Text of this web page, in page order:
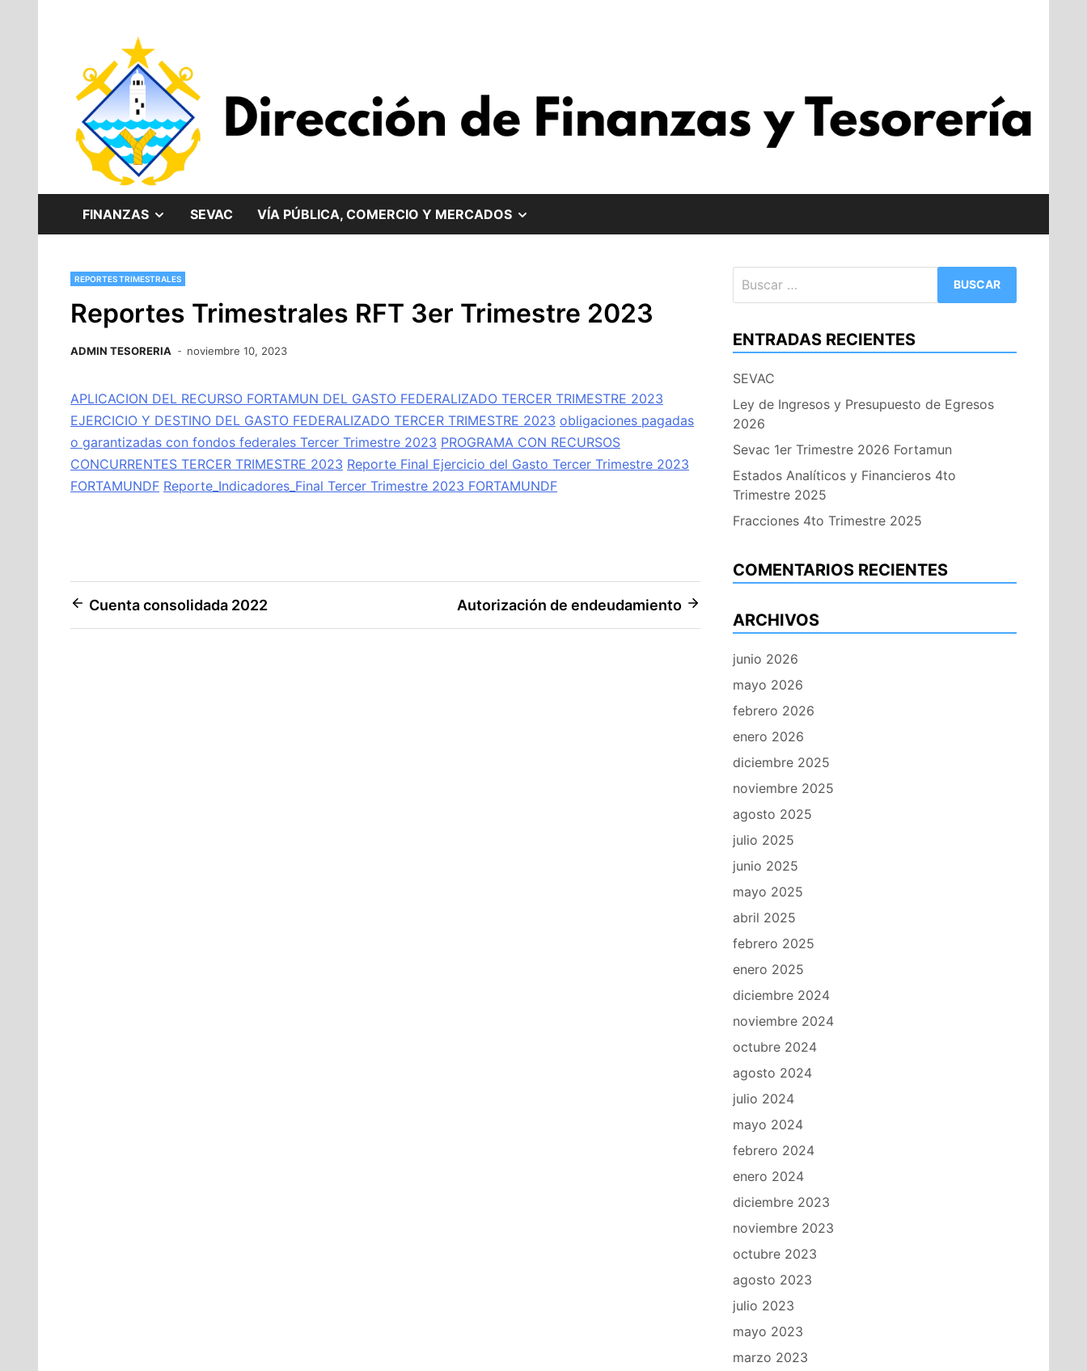
FINANZAS MOSTRAR
SEVAC VÍA PÚBLICA, COMERCIO Y MERCADOS
REPORTES TRIMESTRALES
Reportes Trimestrales RFT 3er Trimestre 2023
ADMIN TESORERIA noviembre 10, 2023
APLICACION DEL RECURSO FORTAMUN DEL GASTO FEDERALIZADO TERCER TRIMESTRE 2023
EJERCICIO Y DESTINO DEL GASTO FEDERALIZADO TERCER TRIMESTRE 2023 obligaciones pagadas
o garantizadas con fondos federales Tercer Trimestre 2023 PROGRAMA CON RECURSOS
CONCURRENTES TERCER TRIMESTRE 2023 Reporte Final Ejercicio del Gasto Tercer Trimestre 2023
FORTAMUNDF Reporte_Indicadores_Final Tercer Trimestre 2023 FORTAMUNDF
Navegación
de
Cuenta consolidada 2022 Autorización de endeudamiento
ENTRADAS RECIENTES
SEVAC
Ley de Ingresos y Presupuesto de Egresos
2026
Sevac 1er Trimestre 2026 Fortamun
Estados Analíticos y Financieros 4to
Trimestre 2025
Fracciones 4to Trimestre 2025
COMENTARIOS RECIENTES
ARCHIVOS
junio 2026
mayo 2026
febrero 2026
enero 2026
diciembre 2025
noviembre 2025
agosto 2025
julio 2025
junio 2025
mayo 2025
abril 2025
febrero 2025
enero 2025
diciembre 2024
noviembre 2024
octubre 2024
agosto 2024
julio 2024
mayo 2024
febrero 2024
enero 2024
diciembre 2023
noviembre 2023
octubre 2023
agosto 2023
julio 2023
mayo 2023
marzo 2023